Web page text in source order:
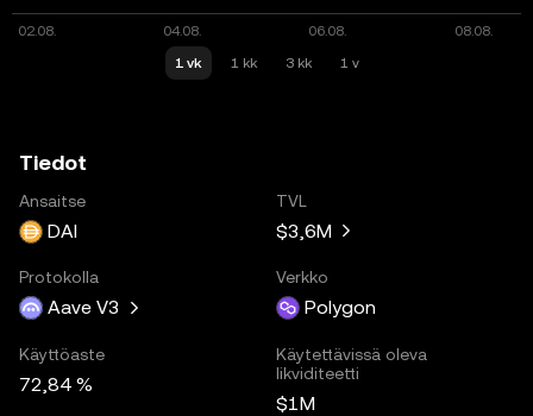
1 vk 1 kk 3 kk 1 v
Tiedot
Ansaitse
DAI
TVL
$3,6M
Protokolla
Aave V3
Verkko
Polygon
Käyttöaste
72,84 %
Käytettävissä oleva
likviditeetti
$1M